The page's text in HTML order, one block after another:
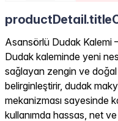
Asansörlü Dudak Kalemi
Dudak kaleminde yeni
sağlayan zengin ve doğal
belirginleştirir, dudak
mekanizması sayesinde
kullanımda hassas, net